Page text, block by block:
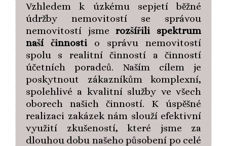
Vzhledem k úzkému sepjetí běžné
údržby nemovitostí se správou
nemovitostí jsmerozšířili spektrum
naší činnosti o správu nemovitostí
spolu s realitní činností a činností
účetních poradců. Naším cílem je
poskytnout zákazníkům komplexní,
spolehlivé a kvalitní služby ve všech
oborech našich činností. K úspěšné
realizaci zakázek nám slouží efektivní
využití zkušeností, které jsme za
dlouhou dobu našeho působení po celé